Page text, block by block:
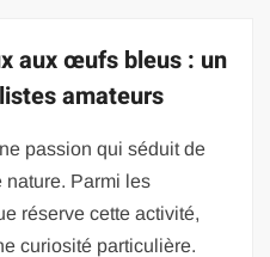
aux œufs bleus : un
amateurs
passion qui séduit de
nature. Parmi les
réserve cette activité,
curiosité particulière.